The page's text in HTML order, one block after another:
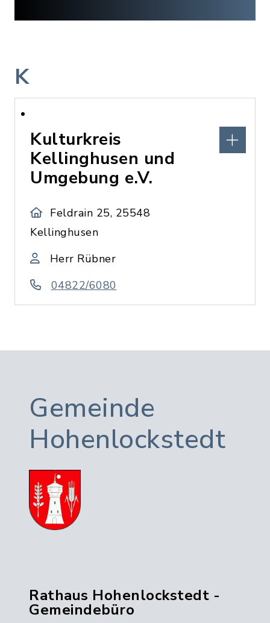
K
Kulturkreis
Kellinghusen und
Umgebung e.V.
Feldrain 25, 25548
Kellinghusen
Herr Rübner
04822/6080
Gemeinde
Hohenlockstedt
Rathaus Hohenlockstedt -
Gemeindebüro